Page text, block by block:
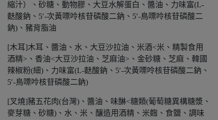
縮汁）、砂糖、動物膠、大豆水解蛋白、醬油、力味富(L-
麩酸鈉、5′-次黃嘌呤核苷磷酸二鈉、5′-鳥嘌呤核苷磷酸二
鈉)、豬背脂油
[木耳]木耳、醬油、水、大豆沙拉油、米酒<米、精製食用
酒精>、香油<大豆沙拉油、芝麻油>、金砂糖、芝麻、韓國
辣椒粉(細)、力味富(L-麩酸鈉、5′-次黃嘌呤核苷磷酸二鈉、
5′-鳥嘌呤核苷磷酸二鈉)
[叉燒]豬五花肉(台灣)、醬油、味醂<糖類(葡萄糖異構糖漿、
麥芽糖、砂糖)、水、米、釀造用酒精、米麴、食鹽、調味